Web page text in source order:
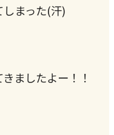
まった(汗)
ましたよー！！